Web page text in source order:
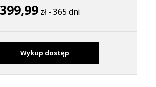
399,99zł - 365 dni
Wykup dostęp